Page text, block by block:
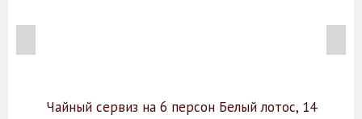
Чайный сервиз на 6 персон Белый лотос, 14